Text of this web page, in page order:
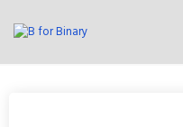
content